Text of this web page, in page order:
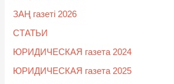
ЗАҢ газеті 2026
СТАТЬИ
ЮРИДИЧЕСКАЯ газета 2024
ЮРИДИЧЕСКАЯ газета 2025